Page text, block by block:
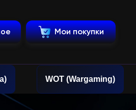
Мои покупки
WOT (Wargaming)